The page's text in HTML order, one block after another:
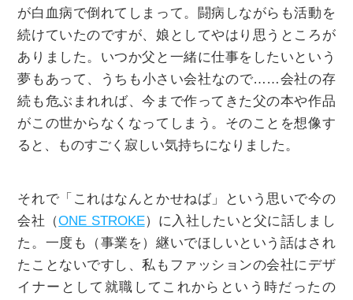
が白血病で倒れてしまって。闘病しながらも活動を
続けていたのですが、娘としてやはり思うところが
ありました。いつか父と一緒に仕事をしたいという
夢もあって、うちも小さい会社なので……会社の存
続も危ぶまれれば、今まで作ってきた父の本や作品
がこの世からなくなってしまう。そのことを想像す
ると、ものすごく寂しい気持ちになりました。
それで「これはなんとかせねば」という思いで今の
会社（ONE STROKE）に入社したいと父に話しまし
た。一度も（事業を）継いでほしいという話はされ
たことないですし、私もファッションの会社にデザ
イナーとして就職してこれからという時だったの